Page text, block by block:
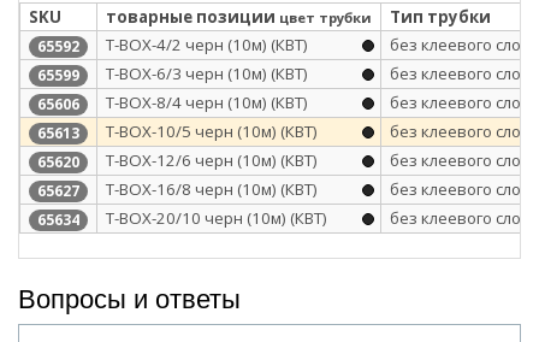
SKU товарные позиции цвет трубки Тип трубки
65592 Т-BOX-4/2 черн (10м) (КВТ) без клеевого слоя
65599 Т-BOX-6/3 черн (10м) (КВТ) без клеевого слоя
65606 Т-BOX-8/4 черн (10м) (КВТ) без клеевого слоя
65613 Т-BOX-10/5 черн (10м) (КВТ) без клеевого слоя
65620 Т-BOX-12/6 черн (10м) (КВТ) без клеевого слоя
65627 Т-BOX-16/8 черн (10м) (КВТ) без клеевого слоя
65634 Т-BOX-20/10 черн (10м) (КВТ) без клеевого слоя
Вопросы и ответы